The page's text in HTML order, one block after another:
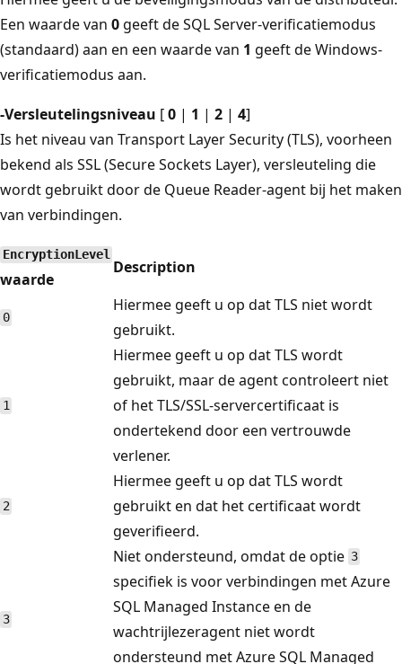
Een waarde van 0 geeft de SQL Server-verificatiemodus
(standaard) aan en een waarde van 1 geeft de Windows-
verificatiemodus aan.
-Versleutelingsniveau [0 | 1 | 2 | 4]
Is het niveau van Transport Layer Security (TLS), voorheen
bekend als SSL (Secure Sockets Layer), versleuteling die
wordt gebruikt door de Queue Reader-agent bij het maken
van verbindingen.
EncryptionLevel
waarde
Description
0
Hiermee geeft u op dat TLS niet wordt
gebruikt.
1
Hiermee geeft u op dat TLS wordt
gebruikt, maar de agent controleert niet
of het TLS/SSL-servercertificaat is
ondertekend door een vertrouwde
verlener.
2
Hiermee geeft u op dat TLS wordt
gebruikt en dat het certificaat wordt
geverifieerd.
3
Niet ondersteund, omdat de optie 3
specifiek is voor verbindingen met Azure
SQL Managed Instance en de
wachtrijlezeragent niet wordt
ondersteund met Azure SQL Managed